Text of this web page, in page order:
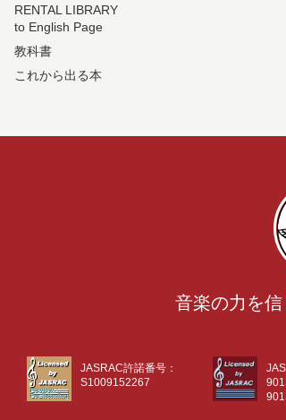
RENTAL LIBRARY
to English Page
教科書
これから出る本
音楽の力を
JASRAC許諾番号：
S1009152267